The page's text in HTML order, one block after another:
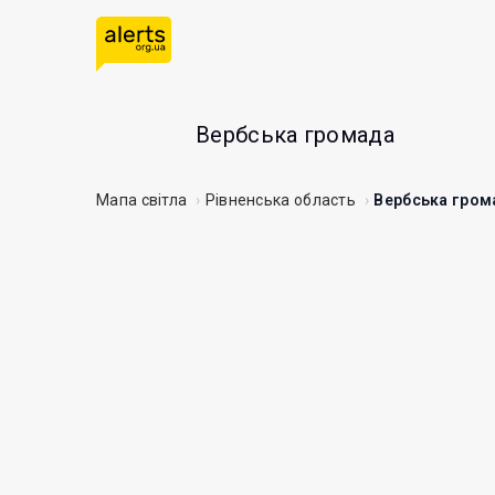
Вербська громада
Мапа світла Рівненська область Вербська